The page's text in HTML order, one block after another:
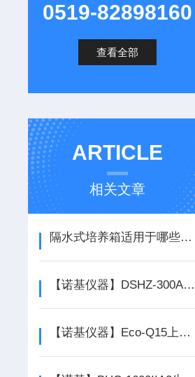
0519-82898160
查看全部
ARTICLE
相关文章
隔水式培养箱适用于哪些领域
【诺基仪器】DSHZ-300A回旋式水浴恒温振荡器厂家*
【诺基仪器】Eco-Q15上海和泰去离子纯水机*